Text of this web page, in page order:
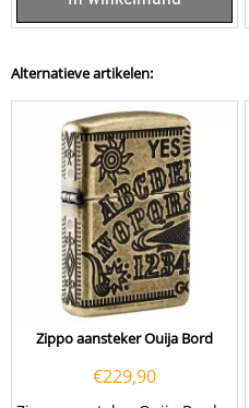
Alternatieve artikelen:
Zippo aansteker Ouija Bord
€229,90